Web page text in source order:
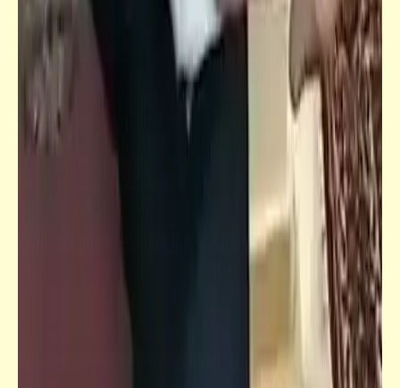
حكم
ما بين التأنّي والتسرّع | وما بين الأمل واليأس
الجراجات الآلية تحت الأرض للسيارات
والدراجات